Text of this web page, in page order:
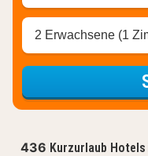
2 Erwachsene (1
436 Kurzurlaub